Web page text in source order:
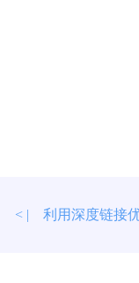
< | 利用深度链接